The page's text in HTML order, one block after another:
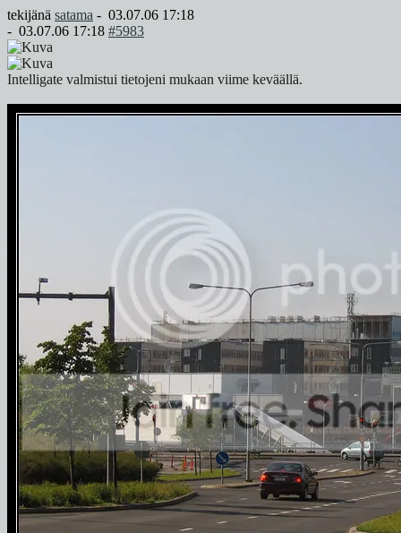
tekijänä satama - 03.07.06 17:18
- 03.07.06 17:18 #5983
Intelligate valmistui tietojeni mukaan viime keväällä.